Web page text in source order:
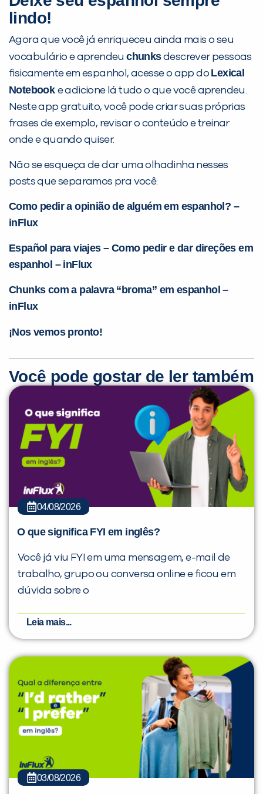
lindo!
Agora que você já enriqueceu ainda mais o seu
vocabulário e aprendeuchunksdescrever pessoas
fisicamente em espanhol, acesse o app do Lexical
Notebook e adicione lá tudo o que você aprendeu.
Neste app gratuito, você pode criar suas próprias
frases de exemplo, revisar o conteúdo e treinar
onde e quando quiser.
Não se esqueça de dar uma olhadinha nesses
posts que separamos pra você:
Como pedir a opinião de alguém em espanhol? –
inFlux
Español para viajes – Como pedir e dar direções em
espanhol – inFlux
Chunks com a palavra “broma” em espanhol –
inFlux
¡Nos vemos pronto!
Você pode gostar de ler também
04/08/2026
O que significa FYI em inglês?
Você já viu FYI em uma mensagem, e-mail de
trabalho, grupo ou conversa online e ficou em
dúvida sobre o
Leia mais...
03/08/2026